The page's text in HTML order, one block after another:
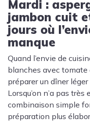
Mardi :
jambon cuit
jours où
manque
Quand l’envie de
blanches avec
préparer un dîner
Lorsqu’on n’a pas
combinaison simple
préparation plus